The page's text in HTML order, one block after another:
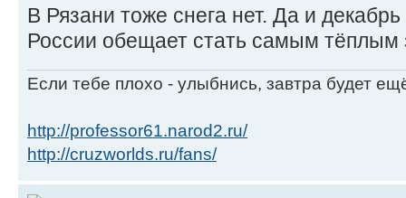
В Рязани тоже снега нет. Да и
России обещает стать самым тёплым
Если тебе плохо - улыбнись, завтра будет
http://professor61.narod2.ru/
http://cruzworlds.ru/fans/